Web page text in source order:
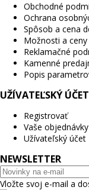
Obchodné
Ochrana
Spôsob a cena
Možnosti a
Reklamačné
Kamenné
Popis
UŽÍVATEĽSKÝ ÚČET
Registrovať
Vaše objednávky
Užívateľský účet
NEWSLETTER
Vložte svoj e-mail a